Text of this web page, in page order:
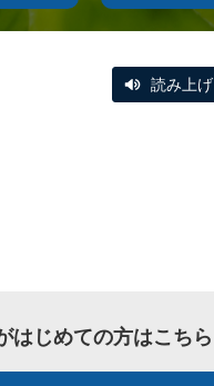
読み上げ
はじめての方はこちら